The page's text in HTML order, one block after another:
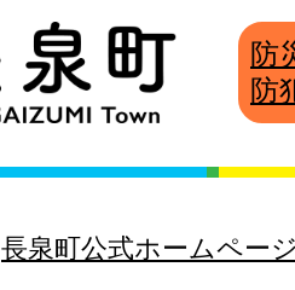
防
防
長泉町公式ホームペー